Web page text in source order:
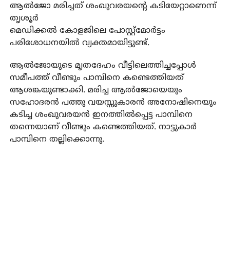
ആല്‍ജോ മരിച്ചത് ശംഖുവരയന്റെ കടിയേറ്റാണെന്ന്
തൃശൂര്‍
മെഡിക്കല്‍ കോളജിലെ പോസ്റ്റ്‌മോര്‍ട്ടം
പരിശോധനയില്‍ വ്യക്തമായിട്ടുണ്ട്.
ആല്‍ജോയുടെ മൃതദേഹം വീട്ടിലെത്തിച്ചപ്പോള്‍
സമീപത്ത് വീണ്ടും പാമ്പിനെ കണ്ടെത്തിയത്
ആശങ്കയുണ്ടാക്കി. മരിച്ച ആല്‍ജോയെയും
സഹോദരന്‍ പത്തു വയസ്സുകാരന്‍ അനോഷിനെയും
കടിച്ച ശംഖുവരയന്‍ ഇനത്തില്‍പ്പെട്ട പാമ്പിനെ
തന്നെയാണ് വീണ്ടും കണ്ടെത്തിയത്. നാട്ടുകാര്‍
പാമ്പിനെ തല്ലിക്കൊന്നു.